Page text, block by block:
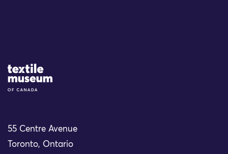
Site Logo
55 Centre Avenue
Toronto, Ontario